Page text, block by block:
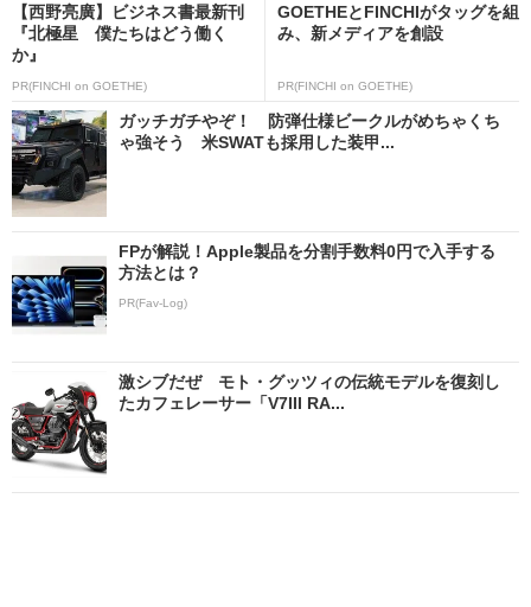
【西野亮廣】ビジネス書最新刊
『北極星 僕たちはどう働く
か』
PR(FINCHI on GOETHE)
GOETHEとFINCHIがタッグを組
み、新メディアを創設
PR(FINCHI on GOETHE)
ガッチガチやぞ！ 防弾仕様ビークルがめちゃくち
ゃ強そう 米SWATも採用した装甲...
FPが解説！Apple製品を分割手数料0円で入手する
方法とは？
PR(Fav-Log)
激シブだぜ モト・グッツィの伝統モデルを復刻し
たカフェレーサー「V7III RA...